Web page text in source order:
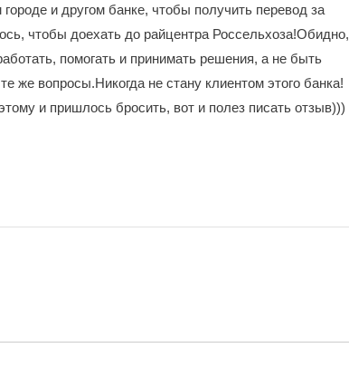
и другом банке, чтобы получить перевод за
чтобы доехать до райцентра Россельхоза!Обидно,
помогать и принимать решения, а не быть
же вопросы.Никогда не стану клиентом этого банка!
и пришлось бросить, вот и полез писать отзыв)))